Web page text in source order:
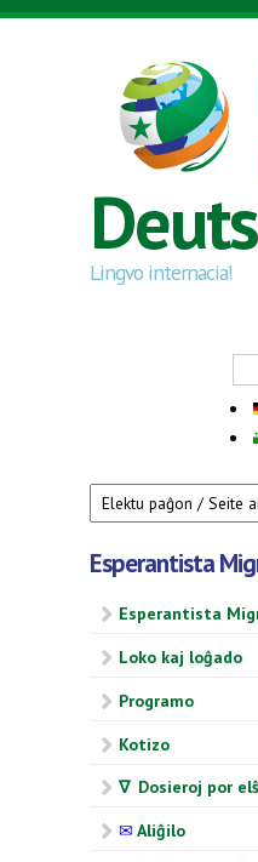
Direkt zum Inhalt
Lingvo internacia!
Esperantista
Esperantista
Loko kaj loĝado
Programo
Kotizo
∇ Dosieroj por
✉ Aliĝilo